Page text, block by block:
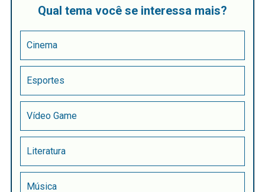
Qual tema você se interessa mais?
Cinema
Esportes
Vídeo Game
Literatura
Música